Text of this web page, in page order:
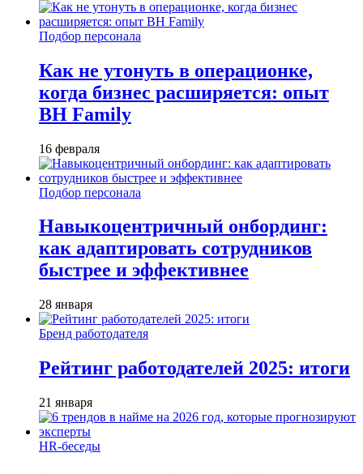
Подбор персонала
Как не утонуть в операционке,
когда бизнес расширяется: опыт
BH Family
16 февраля
Подбор персонала
Навыкоцентричный онбординг:
как адаптировать сотрудников
быстрее и эффективнее
28 января
Бренд работодателя
Рейтинг работодателей 2025: итоги
21 января
HR-беседы